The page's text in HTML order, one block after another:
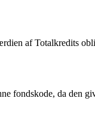
af Totalkredits
fondskode, da den